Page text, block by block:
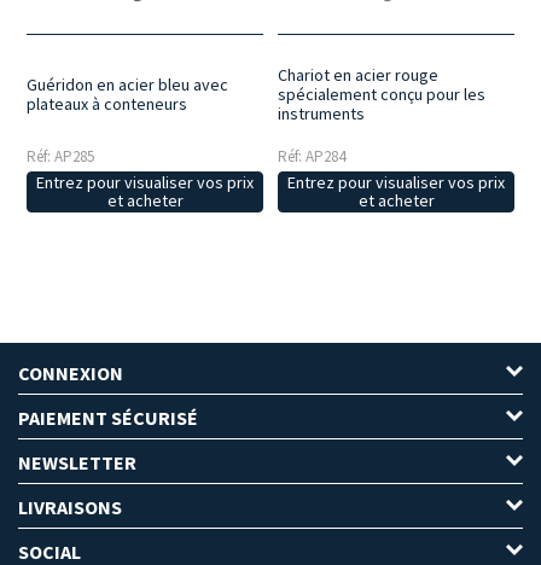
Guéridon en acier bleu avec
plateaux à conteneurs
Réf: AP285
Entrez pour visualiser vos prix
et acheter
Chariot en acier rouge
spécialement conçu pour les
instruments
Réf: AP284
Entrez pour visualiser vos prix
et acheter
CONNEXION
PAIEMENT SÉCURISÉ
NEWSLETTER
LIVRAISONS
SOCIAL